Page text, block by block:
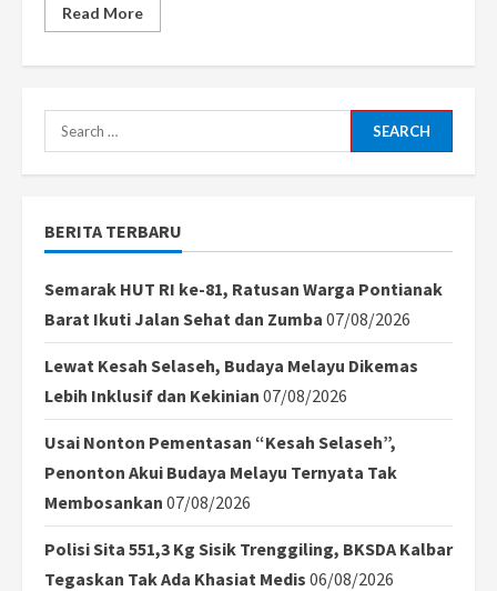
Read MoreRead
more
Al
Asih
Search
for:
BERITA TERBARU
Semarak HUT RI ke-81, Ratusan Warga Pontianak
Barat Ikuti Jalan Sehat dan Zumba 07/08/2026
Lewat Kesah Selaseh, Budaya Melayu Dikemas
Lebih Inklusif dan Kekinian 07/08/2026
Usai Nonton Pementasan “Kesah Selaseh”,
Penonton Akui Budaya Melayu Ternyata Tak
Membosankan 07/08/2026
Polisi Sita 551,3 Kg Sisik Trenggiling, BKSDA Kalbar
Tegaskan Tak Ada Khasiat Medis 06/08/2026